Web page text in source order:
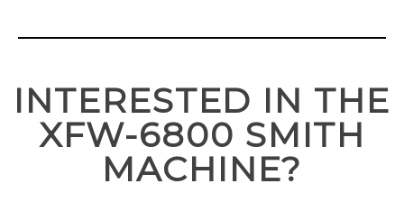
INTERESTED IN THE
XFW-6800 SMITH
MACHINE?